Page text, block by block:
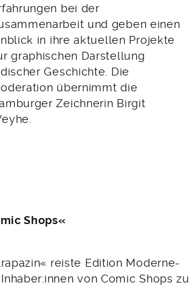
bei der
und geben einen
in ihre aktuellen Projekte
graphischen Darstellung
Geschichte. Die
übernimmt die
Zeichnerin Birgit
Shops«
reiste Edition Moderne-
von Comic Shops zu